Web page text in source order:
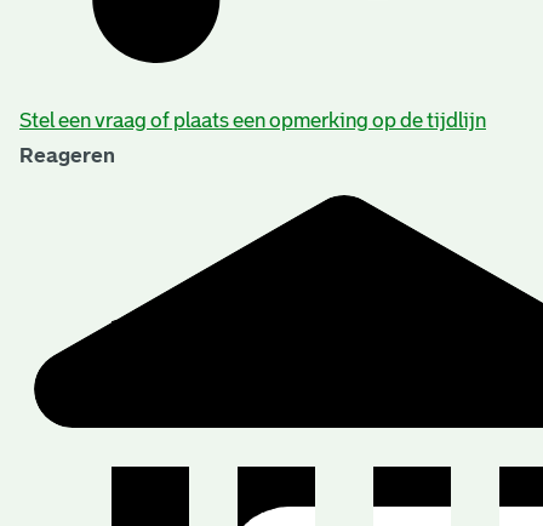
Stel een vraag of plaats een opmerking op de tijdlijn
Reageren